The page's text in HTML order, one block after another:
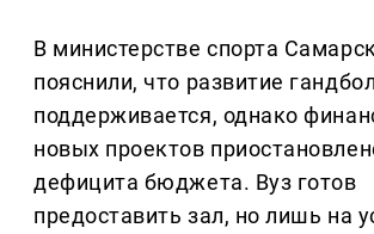
В министерстве спорта
пояснили, что развитие
поддерживается, однако
новых проектов
дефицита бюджета. Вуз готов
предоставить зал, но лишь на